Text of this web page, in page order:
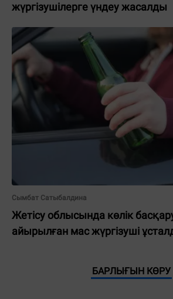
жүргізушілерге үндеу жасалды
Сымбат Сатыбалдина
Жетісу облысында көлік
айырылған мас жүргізуші
БАРЛЫҒЫН КӨРУ